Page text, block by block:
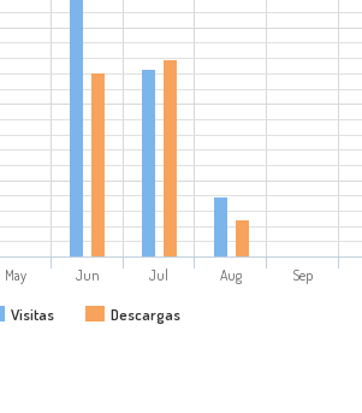
Visitas Descargas
May Jun Jul Aug Sep